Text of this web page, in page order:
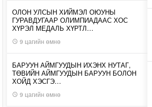
ОЛОН УЛСЫН ХИЙМЭЛ ОЮУНЫ
ГУРАВДУГААР ОЛИМПИАДААС ХОС
ХҮРЭЛ МЕДАЛЬ ХҮРТЛ…
9 цагийн өмнө
БАРУУН АЙМГУУДЫН ИХЭНХ НУТАГ,
ТӨВИЙН АЙМГУУДЫН БАРУУН БОЛОН
ХОЙД ХЭСГЭ…
9 цагийн өмнө